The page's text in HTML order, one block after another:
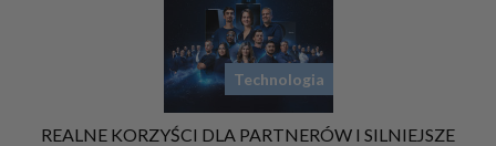
Technologia
REALNE KORZYŚCI DLA PARTNERÓW I SILNIEJSZE